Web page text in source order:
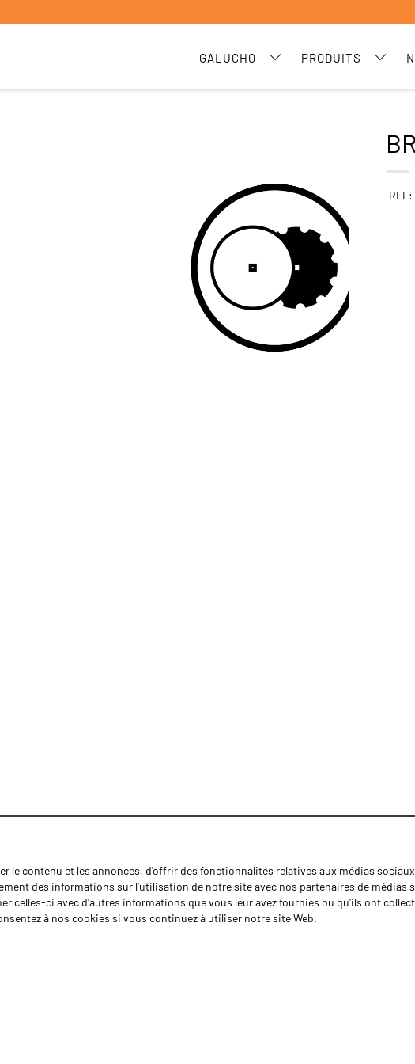
GALUCHO PRODUITS
le contenu et les annonces, d'offrir des fonctionnalités relatives aux médias
des informations sur l'utilisation de notre site avec nos partenaires de médias
celles-ci avec d'autres informations que vous leur avez fournies ou qu'ils ont
à nos cookies si vous continuez à utiliser notre site Web.
REF:
Forét
Nouvelles
Contactos
Cahiers de doléances